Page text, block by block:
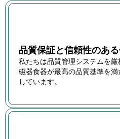
品質保証と信頼性のあ
私たちは品質管理システムを
磁器食器が最高の品質基準を
しています。